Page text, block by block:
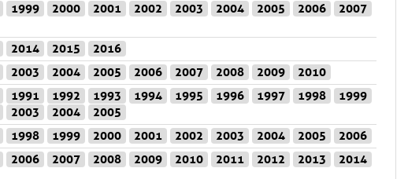
1999 2000 2001 2002 2003 2004 2005 2006
2007
2014 2015
2016
2003 2004 2005 2006 2007 2008 2009
2010
1991 1992 1993 1994 1995 1996 1997 1998
1999
2003 2004
2005
1998 1999 2000 2001 2002 2003 2004 2005
2006
2006 2007 2008 2009 2010 2011 2012 2013
2014